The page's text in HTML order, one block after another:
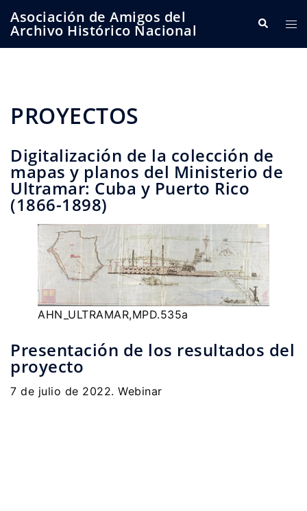
Asociación de Amigos del
Archivo Histórico Nacional Buscar
PROYECTOS
Digitalización de la colección de
mapas y planos del Ministerio de
Ultramar: Cuba y Puerto Rico
(1866-1898)
AHN_ULTRAMAR,MPD.535a
Presentación de los resultados del
proyecto
7 de julio de 2022. Webinar